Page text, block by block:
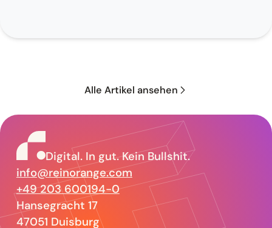
Alle Artikel ansehen
reinorange –
Digital. In gut. Kein Bullshit.
info@reinorange.com
+49 203 600194-0
Hansegracht 17
47051 Duisburg